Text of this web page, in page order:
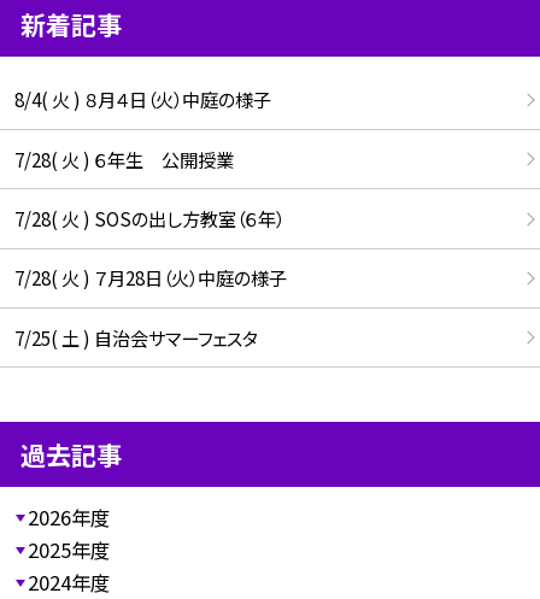
新着記事
8/4( 火 ) ８月４日（火）中庭の様子
7/28( 火 ) ６年生 公開授業
7/28( 火 ) SOSの出し方教室（６年）
7/28( 火 ) ７月28日（火）中庭の様子
7/25( 土 ) 自治会サマーフェスタ
過去記事
2026年度
2025年度
2024年度